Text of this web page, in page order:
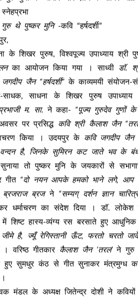
गुरु थे पुष्कर मुनि-कवि “हर्षदर्शी”
के शिखर पुरुष, विश्वपूज्य उपाध्याय श्री
का आयोजन किया गया । साध्वी डाॅ.
जैन “हर्षदर्शी” के काव्यमयी संयोजन-
साधक, साधना के शिखर पुरुष
म. सा. ने कहा- “पूज्य गुरुदेव गुणों
पर प्रसिद्ध कवि श्री कैलाश जैन
किया । उदयपुर के कवि जगदीप जैन
वन्दन है, जिनके सुमिरन कट जाते भव के
सुनाया तो पुष्कर मुनि के जयकारों से
गीत “दो नयन आपके हमको भाने लगे, आप
ब्रजराज ब्रजने “सम्यग् दर्शन ज्ञान
धर्माचरण का संदेश दिया । डाॅ.
में शिष्ट हास्य-व्यंग्य रस बरसाते हुए
जीमे है, ज्यूँ रेगिस्तानी ऊँट, फरतो चरतो
। वरिष्ठ गीतकार कैलाश जैन ‘तरल’ने गुरु
हुए सुमधुर कंठ से गीत सुनाकर मंत्रमुग्ध
मंडल के अध्यक्ष जितेन्द्र दोशी ने